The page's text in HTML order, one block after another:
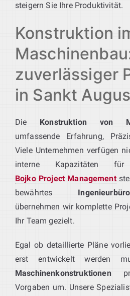
steigern Sie Ihre Produktivität.
Konstruktion
zuverlässiger
in Sankt
Die Konstruktion von
umfassende Erfahrung,
Viele Unternehmen verfügen
interne Kapazitäten
Bojko Project Management
bewährtes
übernehmen wir komplette
Ihr Team gezielt.
Egal ob detaillierte Pläne
erst entwickelt werden
Maschinenkonstruktionen
Vorgaben um. Unsere